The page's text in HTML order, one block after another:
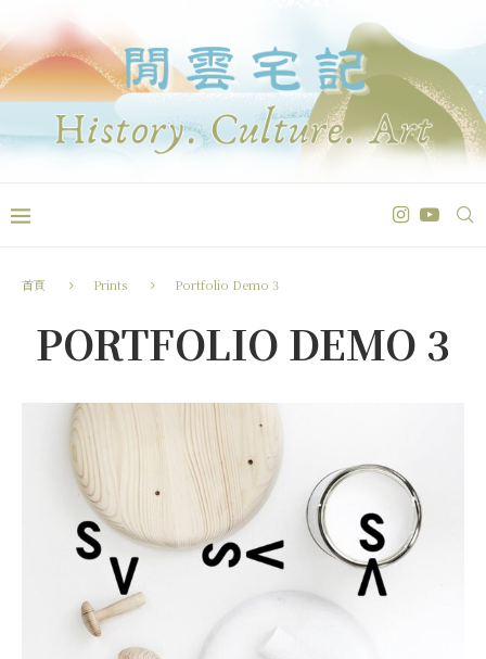
首頁 Prints Portfolio Demo 3
PORTFOLIO DEMO 3